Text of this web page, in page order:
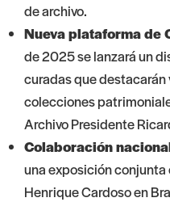
de archivo.
Nueva plataforma de
de 2025 se lanzará un
curadas que destacarán
colecciones
Archivo Presidente
Colaboración
una exposición
Henrique Cardoso en